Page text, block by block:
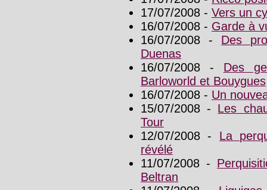
17/07/2008 - Vers un
16/07/2008 - Garde à
16/07/2008 - Des
Duenas
16/07/2008 - Des
Barloworld et Bouygues
16/07/2008 - Un
15/07/2008 - Les
Tour
12/07/2008 - La
révélé
11/07/2008 -
Beltran